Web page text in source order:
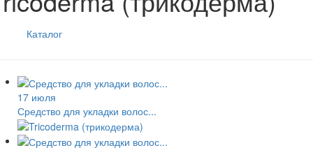
Каталог
17 июля
Средство для укладки волос...